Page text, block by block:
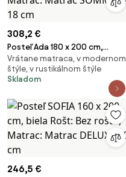
308,2 €
Posteľ Ada 180 x 200 cm,
borovica Rošt: Bez roštu,
Matrac: Matrac SOMMERA 18
cm
Vrátane matraca, v modernom
štýle, v rustikálnom štýle
Skladom
246,5 €